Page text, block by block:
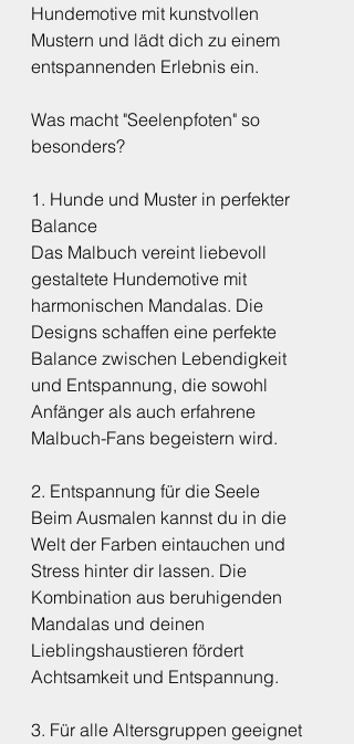
Hundemotive mit kunstvollen
Mustern und lädt dich zu einem
entspannenden Erlebnis ein.
Was macht "Seelenpfoten" so
besonders?
1. Hunde und Muster in perfekter
Balance
Das Malbuch vereint liebevoll
gestaltete Hundemotive mit
harmonischen Mandalas. Die
Designs schaffen eine perfekte
Balance zwischen Lebendigkeit
und Entspannung, die sowohl
Anfänger als auch erfahrene
Malbuch-Fans begeistern wird.
2. Entspannung für die Seele
Beim Ausmalen kannst du in die
Welt der Farben eintauchen und
Stress hinter dir lassen. Die
Kombination aus beruhigenden
Mandalas und deinen
Lieblingshaustieren fördert
Achtsamkeit und Entspannung.
3. Für alle Altersgruppen geeignet